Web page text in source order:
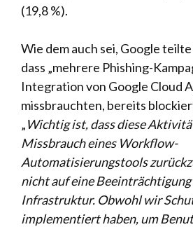
(19,8 %).
Wie dem auch sei, Google
dass „mehrere Phishing-
Integration von Google Cloud
missbrauchten, bereits
„Wichtig ist, dass diese
Missbrauch eines Workflow-
Automatisierungstools
nicht auf eine Beeinträchtigung
Infrastruktur. Obwohl wir
implementiert haben, um